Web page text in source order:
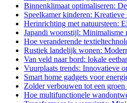
Binnenklimaat optimaliseren:
Speelkamer kinderen:
Herinrichting met natuursteen:
Japandi woonstijl: Minimalisme
Hoe veranderende
Rustiek landelijk wonen:
Van veld naar bord: lokale
Vuurplaats trends: Innovatieve
Smart home gadgets voor
Zolder verbouwen tot een
Hoe multifunctionele